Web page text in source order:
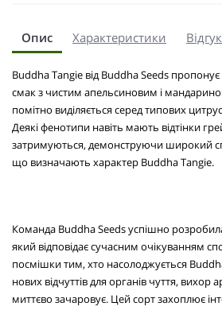
Опис Характеристики
Buddha Tangie від Buddha Seeds
смак з чистим апельсиновим і
помітно виділяється серед типових
Деякі фенотипи навіть мають відтінки
затримуються, демонструючи широкий
що визначають характер Buddha Tangie.
Команда Buddha Seeds успішно
який відповідає сучасним очікуванням
посмішки тим, хто насолоджується
нових відчуттів для органів чуття, вихор
миттєво зачаровує. Цей сорт захоплює